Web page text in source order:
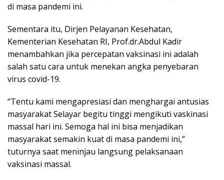
di masa pandemi ini.
Sementara itu, Dirjen Pelayanan Kesehatan,
Kementerian Kesehatan RI, Prof.dr.Abdul Kadir
menambahkan jika percepatan vaksinasi ini adalah
salah satu cara untuk menekan angka penyebaran
virus covid-19.
“Tentu kami mengapresiasi dan menghargai antusias
masyarakat Selayar begitu tinggi mengikuti vaskinasi
massal hari ini. Semoga hal ini bisa menjadikan
masyarakat semakin kuat di masa pandemi ini,”
tuturnya saat meninjau langsung pelaksanaan
vaksinasi massal.